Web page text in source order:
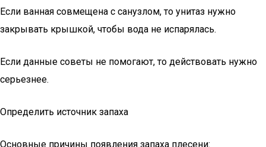
Если ванная совмещена с санузлом, то унитаз нужно
закрывать крышкой, чтобы вода не испарялась.
Если данные советы не помогают, то действовать нужно
серьезнее.
Определить источник запаха
Основные причины появления запаха плесени: